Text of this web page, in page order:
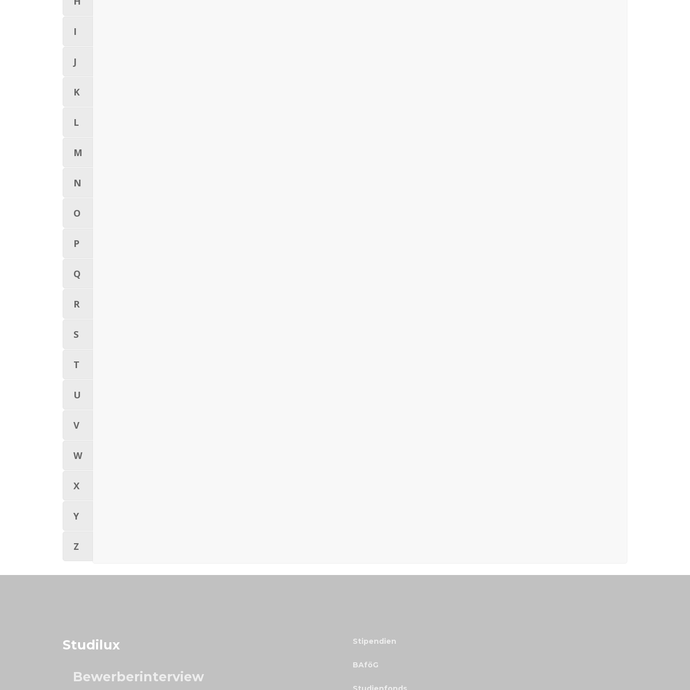
I
J
K
L
M
N
O
P
Q
R
S
T
U
V
W
X
Y
Z
Studilux
Bewerberinterview
Stipendien
BAföG